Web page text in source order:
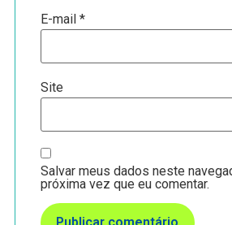
E-mail*
Site
Salvar meus dados neste
próxima vez que eu comentar.